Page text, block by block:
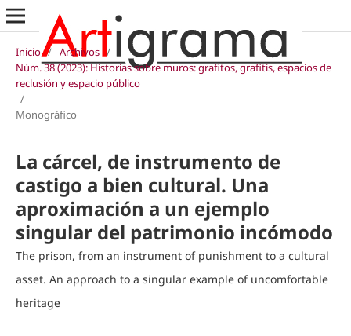
Inicio / Archivos /
Núm. 38 (2023): Historias sobre muros: grafitos, grafitis, espacios de
reclusión y espacio público
/
Monográfico
La cárcel, de instrumento de
castigo a bien cultural. Una
aproximación a un ejemplo
singular del patrimonio incómodo
The prison, from an instrument of punishment to a cultural
asset. An approach to a singular example of uncomfortable
heritage